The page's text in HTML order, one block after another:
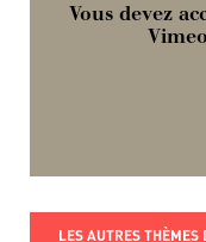
Vous devez
LES AUTRES THÈMES